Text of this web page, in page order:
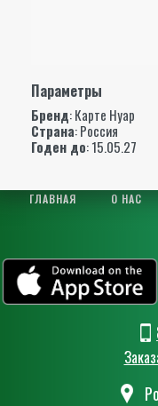
Параметры
Бренд:Карте Нуар
Страна: Россия
Годен до: 15.05.27
ГЛАВНАЯ О НАС